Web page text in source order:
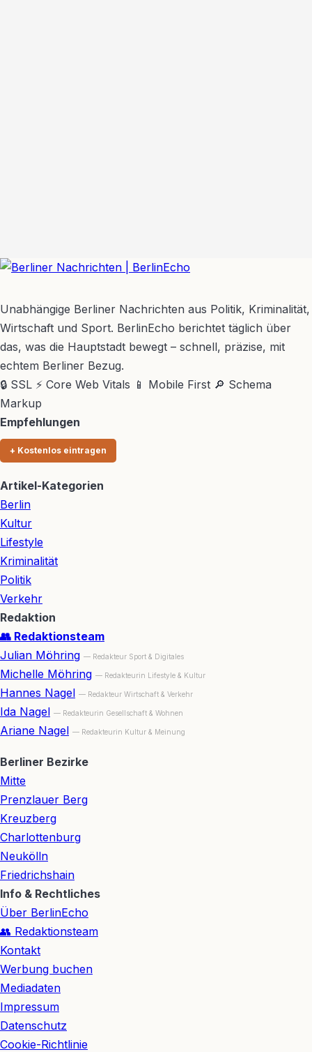
Unabhängige Berliner Nachrichten aus Politik, Kriminalität,
Wirtschaft und Sport. BerlinEcho berichtet täglich über
das, was die Hauptstadt bewegt – schnell, präzise, mit
echtem Berliner Bezug.
🔒 SSL ⚡ Core Web Vitals 📱 Mobile First 🔎 Schema
Markup
Empfehlungen
+ Kostenlos eintragen
Artikel-Kategorien
Berlin
Kultur
Lifestyle
Kriminalität
Politik
Verkehr
Redaktion
👥 Redaktionsteam
Julian Möhring — Redakteur Sport & Digitales
Michelle Möhring — Redakteurin Lifestyle & Kultur
Hannes Nagel — Redakteur Wirtschaft & Verkehr
Ida Nagel — Redakteurin Gesellschaft & Wohnen
Ariane Nagel — Redakteurin Kultur & Meinung
Berliner Bezirke
Mitte
Prenzlauer Berg
Kreuzberg
Charlottenburg
Neukölln
Friedrichshain
Info & Rechtliches
Über BerlinEcho
👥 Redaktionsteam
Kontakt
Werbung buchen
Mediadaten
Impressum
Datenschutz
Cookie-Richtlinie